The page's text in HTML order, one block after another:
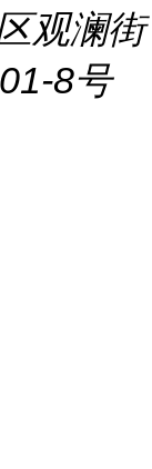
观澜街
8号